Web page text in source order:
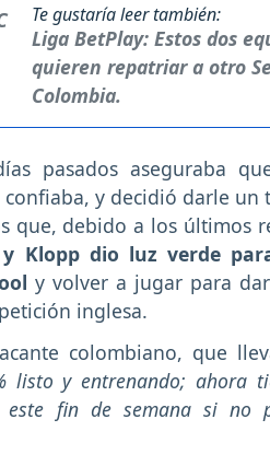
Te gustaría leer también:
Liga BetPlay: Estos dos
quieren repatriar a otro
Colombia.
pasados aseguraba
y decidió darle un
que, debido a los últimos
Klopp dio luz verde
y volver a jugar para
inglesa.
colombiano, que
listo y entrenando; ahora
este fin de semana si no